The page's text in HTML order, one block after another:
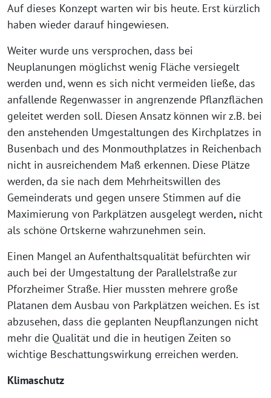
Auf dieses Konzept warten wir bis heute. Erst kürzlich
haben wieder darauf hingewiesen.
Weiter wurde uns versprochen, dass bei
Neuplanungen möglichst wenig Fläche versiegelt
werden und, wenn es sich nicht vermeiden ließe, das
anfallende Regenwasser in angrenzende Pflanzflächen
geleitet werden soll. Diesen Ansatz können wir z.B. bei
den anstehenden Umgestaltungen des Kirchplatzes in
Busenbach und des Monmouthplatzes in Reichenbach
nicht in ausreichendem Maß erkennen. Diese Plätze
werden, da sie nach dem Mehrheitswillen des
Gemeinderats und gegen unsere Stimmen auf die
Maximierung von Parkplätzen ausgelegt werden, nicht
als schöne Ortskerne wahrzunehmen sein.
Einen Mangel an Aufenthaltsqualität befürchten wir
auch bei der Umgestaltung der Parallelstraße zur
Pforzheimer Straße. Hier mussten mehrere große
Platanen dem Ausbau von Parkplätzen weichen. Es ist
abzusehen, dass die geplanten Neupflanzungen nicht
mehr die Qualität und die in heutigen Zeiten so
wichtige Beschattungswirkung erreichen werden.
Klimaschutz